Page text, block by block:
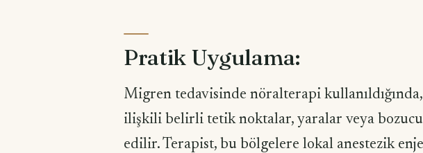
Pratik Uygulama:
Migren tedavisinde nöralterapi
ilişkili belirli tetik noktalar, yaralar veya
edilir. Terapist, bu bölgelere lokal anestezik